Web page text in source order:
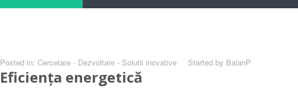
Posted in: Cercetare - Dezvoltare - Solutii inovative Started by BalanP
Eficiența energetică